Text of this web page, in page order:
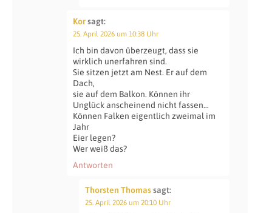
Korsagt:
25. April 2026 um 10:38 Uhr
Ich bin davon überzeugt, dass sie
wirklich unerfahren sind.
Sie sitzen jetzt am Nest. Er auf dem
Dach,
sie auf dem Balkon. Können ihr
Unglück anscheinend nicht fassen…
Können Falken eigentlich zweimal im
Jahr
Eier legen?
Wer weiß das?
Antworten
Thorsten Thomassagt:
25. April 2026 um 20:10 Uhr